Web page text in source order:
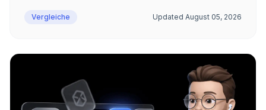
Vergleiche Updated August 05, 2026